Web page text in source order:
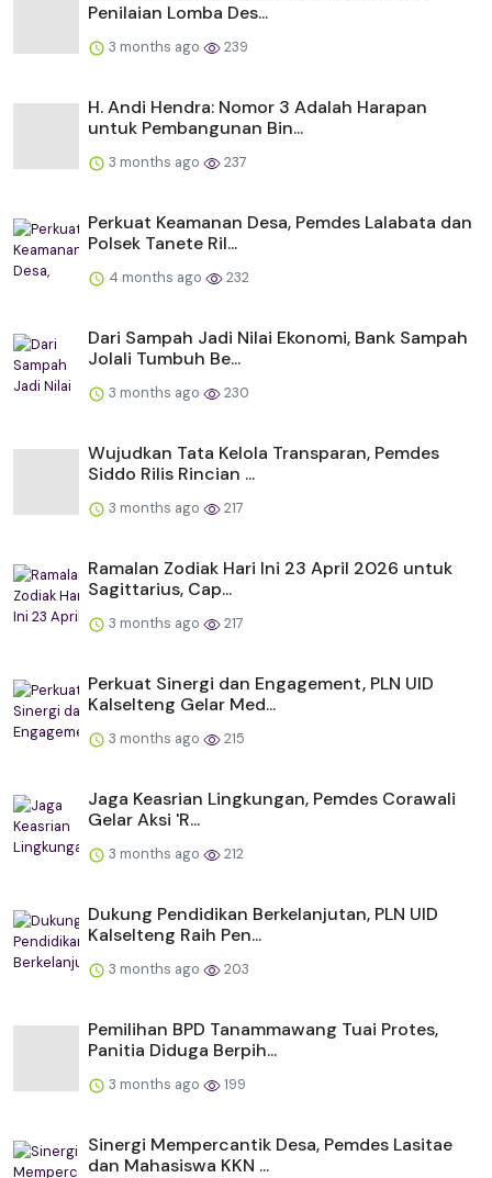
Penilaian Lomba Des...
3 months ago 239
H. Andi Hendra: Nomor 3 Adalah Harapan
untuk Pembangunan Bin...
3 months ago 237
Perkuat Keamanan Desa, Pemdes Lalabata dan
Polsek Tanete Ril...
4 months ago 232
Dari Sampah Jadi Nilai Ekonomi, Bank Sampah
Jolali Tumbuh Be...
3 months ago 230
Wujudkan Tata Kelola Transparan, Pemdes
Siddo Rilis Rincian ...
3 months ago 217
Ramalan Zodiak Hari Ini 23 April 2026 untuk
Sagittarius, Cap...
3 months ago 217
Perkuat Sinergi dan Engagement, PLN UID
Kalselteng Gelar Med...
3 months ago 215
Jaga Keasrian Lingkungan, Pemdes Corawali
Gelar Aksi 'R...
3 months ago 212
Dukung Pendidikan Berkelanjutan, PLN UID
Kalselteng Raih Pen...
3 months ago 203
Pemilihan BPD Tanammawang Tuai Protes,
Panitia Diduga Berpih...
3 months ago 199
Sinergi Mempercantik Desa, Pemdes Lasitae
dan Mahasiswa KKN ...